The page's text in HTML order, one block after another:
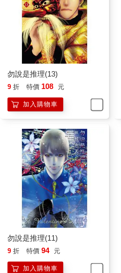
勿說是推理(13)
9 折 特價 108 元
加入購物車
勿說是推理(11)
9 折 特價 94 元
加入購物車